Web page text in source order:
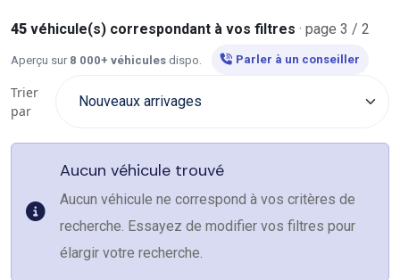
45 véhicule(s) correspondant à vos filtres · page 3 / 2
Aperçu sur 8 000+ véhicules dispo. Parler à un conseiller
Trier
par
Aucun véhicule trouvé
Aucun véhicule ne correspond à vos critères de
recherche. Essayez de modifier vos filtres pour
élargir votre recherche.